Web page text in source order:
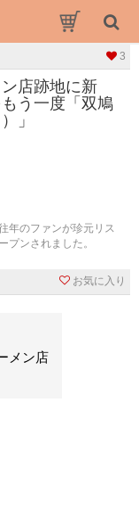
3
店跡地に新
う一度「双鳩
」
年のファンが珍元リス
プンされました。
お気に入り
メン店